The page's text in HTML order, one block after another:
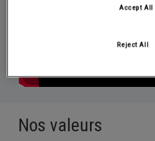
Nos valeurs
Reject All
Accept All